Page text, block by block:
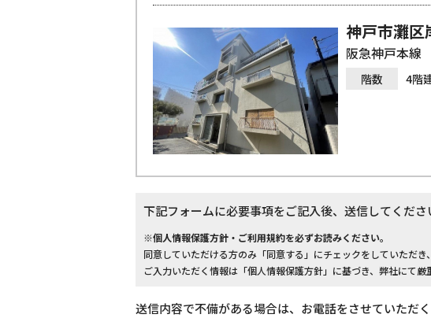
神戸市灘区
阪急神戸本
階数 4階
下記フォームに必要事項をご記入後、送信してくださ
※個人情報保護方針・ご利用規約を必ずお読みください。
同意していただける方のみ「同意する」にチェックをしていただき
ご入力いただく情報は「個人情報保護方針」に基づき、弊社にて厳
送信内容で不備がある場合は、お電話をさせていただ